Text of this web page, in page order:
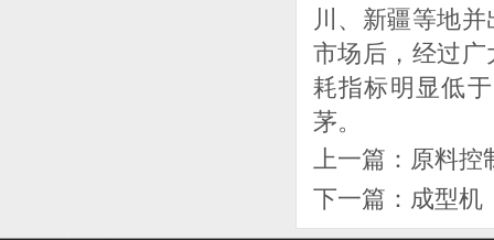
川、新疆等地
市场后，经过
耗指标明显低
茅。
上一篇： 原料控
下一篇： 成型机